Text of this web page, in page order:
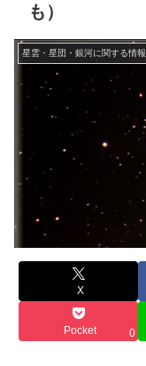
も）
星雲・星団・銀河に関する情報
X
Pocket 0